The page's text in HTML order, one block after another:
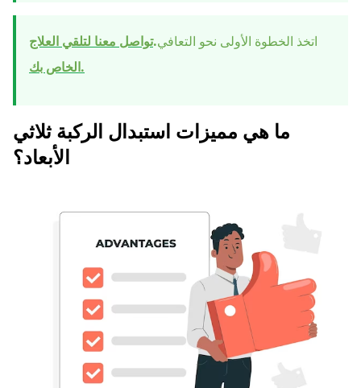
اتخذ الخطوة الأولى نحو التعافي.تواصل معنا لتلقي العلاج
الخاص بك.
ما هي مميزات استبدال الركبة ثلاثي
الأبعاد؟